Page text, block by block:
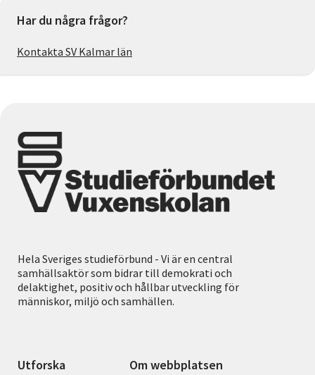
Har du några frågor?
Kontakta SV Kalmar län
Hela Sveriges studieförbund - Vi är en central
samhällsaktör som bidrar till demokrati och
delaktighet, positiv och hållbar utveckling för
människor, miljö och samhällen.
Utforska Om webbplatsen